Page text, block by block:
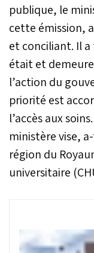
publique, le
cette émission,
et conciliant. Il
était et
l’action du
priorité est
l’accès aux
ministère vise,
région du
universitaire